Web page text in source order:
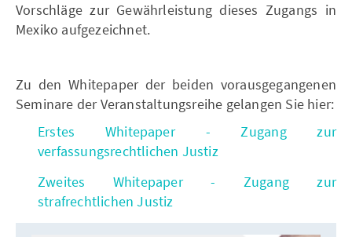
Vorschläge zur Gewährleistung dieses Zugangs in
Mexiko aufgezeichnet.
Zu den Whitepaper der beiden vorausgegangenen
Seminare der Veranstaltungsreihe gelangen Sie hier:
Erstes Whitepaper - Zugang zur
verfassungsrechtlichen Justiz
Zweites Whitepaper - Zugang zur
strafrechtlichen Justiz